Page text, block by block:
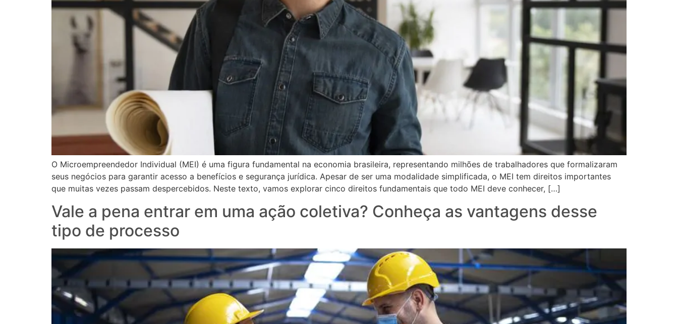
O Microempreendedor Individual (MEI) é uma figura fundamental na economia brasileira, representando milhões de trabalhadores que formalizaram
seus negócios para garantir acesso a benefícios e segurança jurídica. Apesar de ser uma modalidade simplificada, o MEI tem direitos importantes
que muitas vezes passam despercebidos. Neste texto, vamos explorar cinco direitos fundamentais que todo MEI deve conhecer, […]
Vale a pena entrar em uma ação coletiva? Conheça as vantagens desse
tipo de processo